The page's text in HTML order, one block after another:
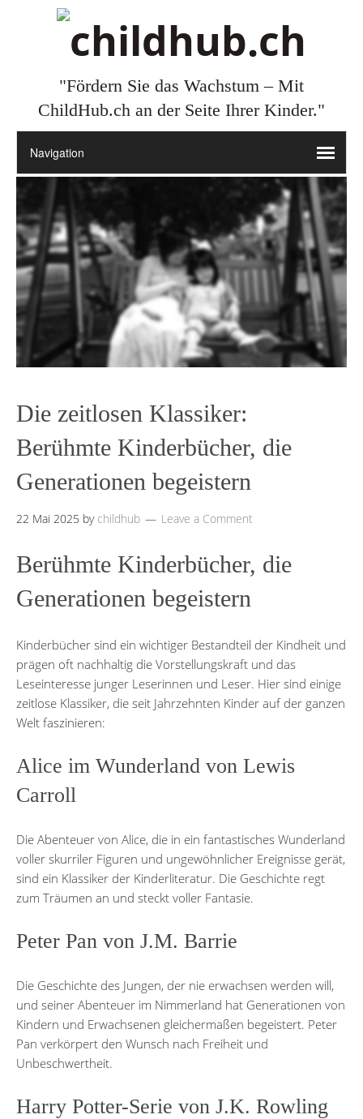
"Fördern Sie das Wachstum – Mit
ChildHub.ch an der Seite Ihrer Kinder."
Die zeitlosen Klassiker:
Berühmte Kinderbücher, die
Generationen begeistern
22 Mai 2025 by childhub Leave a Comment
Berühmte Kinderbücher, die
Generationen begeistern
Kinderbücher sind ein wichtiger Bestandteil der Kindheit und
prägen oft nachhaltig die Vorstellungskraft und das
Leseinteresse junger Leserinnen und Leser. Hier sind einige
zeitlose Klassiker, die seit Jahrzehnten Kinder auf der ganzen
Welt faszinieren:
Alice im Wunderland von Lewis
Carroll
Die Abenteuer von Alice, die in ein fantastisches Wunderland
voller skurriler Figuren und ungewöhnlicher Ereignisse gerät,
sind ein Klassiker der Kinderliteratur. Die Geschichte regt
zum Träumen an und steckt voller Fantasie.
Peter Pan von J.M. Barrie
Die Geschichte des Jungen, der nie erwachsen werden will,
und seiner Abenteuer im Nimmerland hat Generationen von
Kindern und Erwachsenen gleichermaßen begeistert. Peter
Pan verkörpert den Wunsch nach Freiheit und
Unbeschwertheit.
Harry Potter-Serie von J.K. Rowling